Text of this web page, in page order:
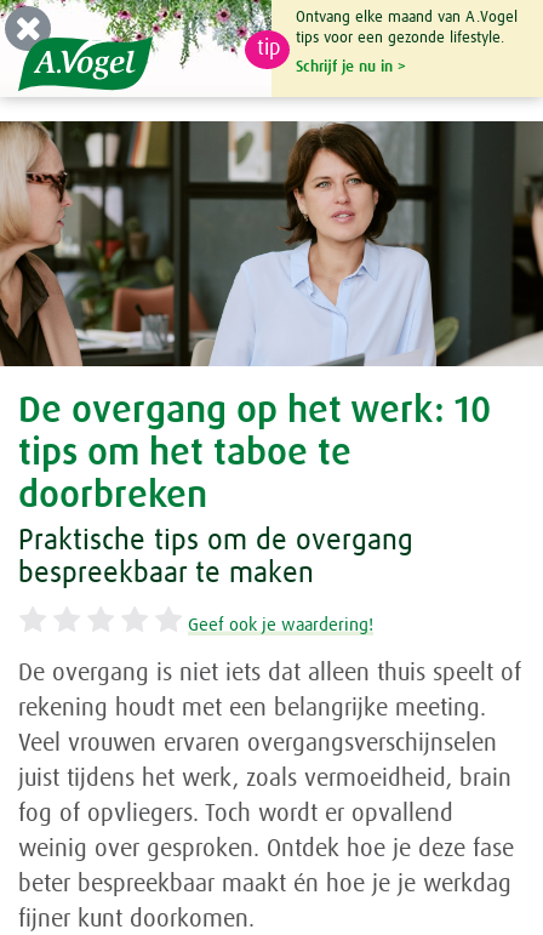
De overgang op het werk: 10
tips om het taboe te
doorbreken
Praktische tips om de overgang
bespreekbaar te maken
Geef ook je waardering!
De overgang is niet iets dat alleen thuis speelt of
rekening houdt met een belangrijke meeting.
Veel vrouwen ervaren overgangsverschijnselen
juist tijdens het werk, zoals vermoeidheid, brain
fog of opvliegers. Toch wordt er opvallend
weinig over gesproken. Ontdek hoe je deze fase
beter bespreekbaar maakt én hoe je je werkdag
fijner kunt doorkomen.
tip
Ontvang elke maand van A.Vogel
tips voor een gezonde lifestyle.
Schrijf je nu in >